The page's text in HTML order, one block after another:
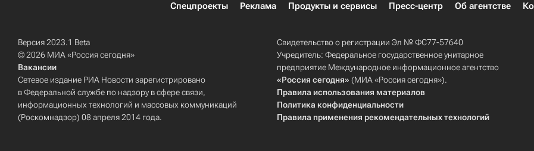
Спецпроекты
Реклама Продукты и сервисы Пресс-центр Об агентстве
Версия 2023.1 Beta
© 2026 МИА «Россия сегодня»
Вакансии
Сетевое издание РИА Новости зарегистрировано
в Федеральной службе по надзору в сфере связи,
информационных технологий и массовых коммуникаций
(Роскомнадзор) 08 апреля 2014 года.
Свидетельство о регистрации Эл № ФС77-57640
Учредитель: Федеральное государственное унитарное
предприятие Международное информационное агентство
«Россия сегодня» (МИА «Россия сегодня»).
Правила использования материалов
Политика конфиденциальности
Правила применения рекомендательных технологий